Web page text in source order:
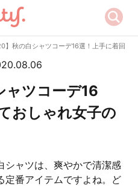
】秋の白シャツコーデ16選！上手に着回し
ャツコーデ16
おしゃれ女子の
シャツは、爽やかで清潔感
定番アイテムですよね。ど